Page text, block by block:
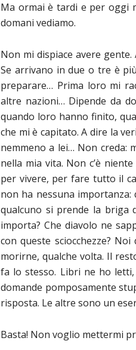
Ma ormai è tardi e per oggi
domani vediamo.
Non mi dispiace avere
Se arrivano in due o tre è
preparare… Prima loro mi
altre nazioni… Dipende da
quando loro hanno finito,
che mi è capitato. A dire la
nemmeno a lei… Non creda:
nella mia vita. Non c’è
per vivere, per fare tutto il
non ha nessuna
qualcuno si prende la briga
importa? Che diavolo ne
con queste sciocchezze?
morirne, qualche volta. Il
fa lo stesso. Libri ne ho letti,
domande pomposamente
risposta. Le altre sono un
Basta! Non voglio mettermi